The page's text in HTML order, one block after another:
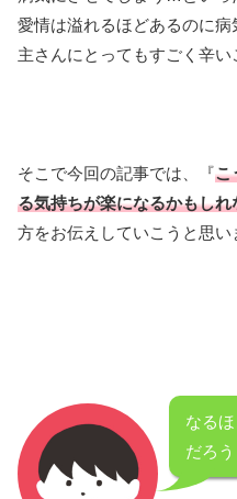
愛情は溢れるほどあるのに
主さんにとってもすごく辛い
そこで今回の記事では、『こ
る気持ちが楽になるかもしれ
方をお伝えしていこうと思い
なる
だろう